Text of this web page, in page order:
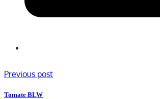
Previous post
Tomate BLW